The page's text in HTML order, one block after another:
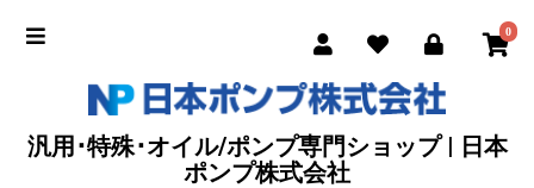
0
汎用･特殊･オイル/ポンプ専門ショップ | 日本
ポンプ株式会社